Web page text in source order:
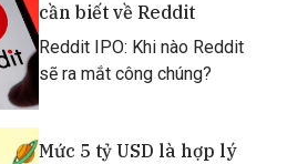
cần biết về Reddit
Reddit IPO: Khi nào Reddit
sẽ ra mắt công chúng?
Mức 5 tỷ USD là hợp lý